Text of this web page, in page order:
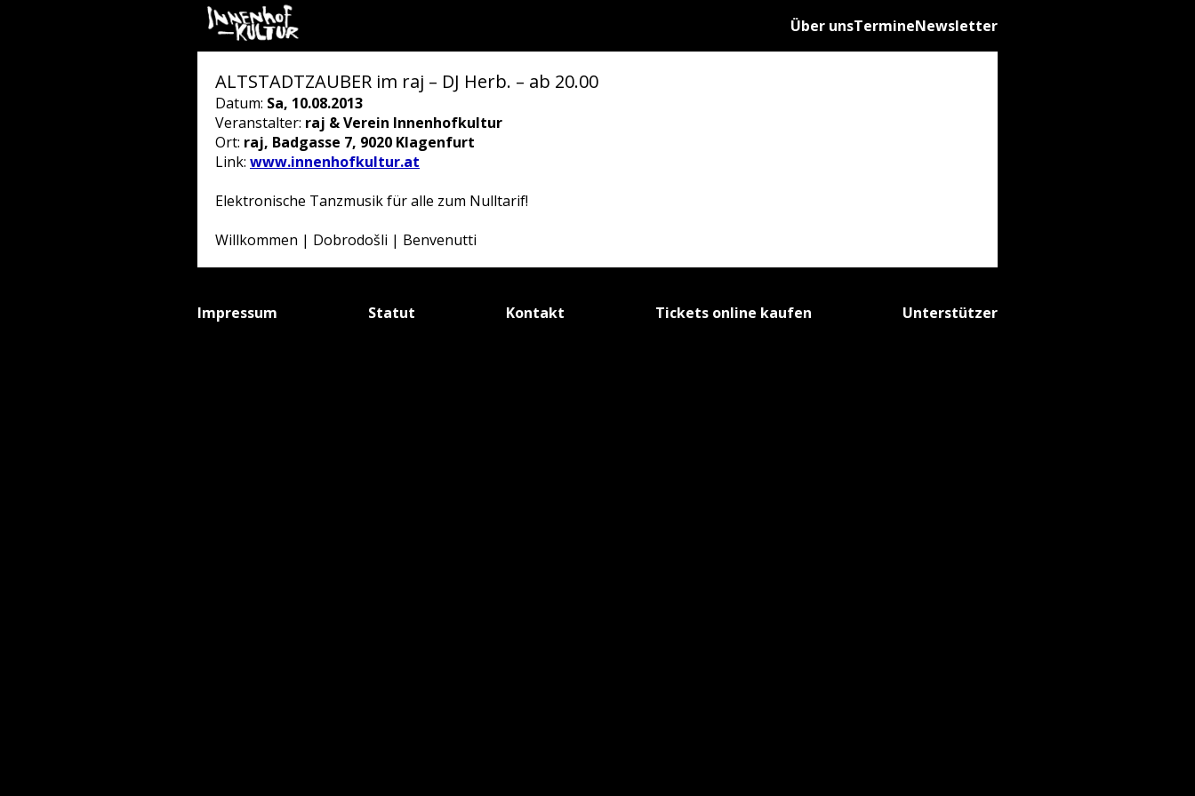
Über unsTermineNewsletter
ALTSTADTZAUBER im raj – DJ Herb. – ab 20.00
Datum: Sa, 10.08.2013
Veranstalter: raj & Verein Innenhofkultur
Ort: raj, Badgasse 7, 9020 Klagenfurt
Link: www.innenhofkultur.at
Elektronische Tanzmusik für alle zum Nulltarif!
Willkommen | Dobrodošli | Benvenutti
Impressum Statut Kontakt Tickets online kaufen Unterstützer